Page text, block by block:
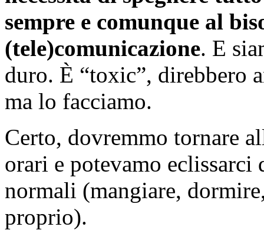
sempre e comunque al
(tele)comunicazione. E
duro. È “toxic”, direbbero
ma lo facciamo.
Certo, dovremmo tornare
orari e potevamo
normali (mangiare,
proprio).